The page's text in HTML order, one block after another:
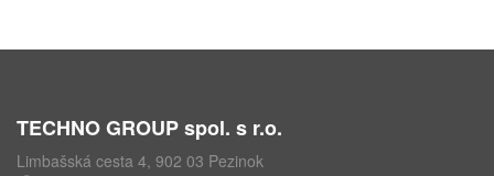
TECHNO GROUP spol. s r.o.
Limbašská cesta 4, 902 03 Pezinok